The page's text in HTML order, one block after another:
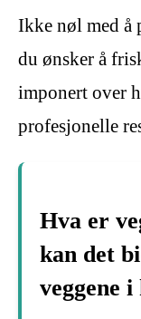
Ikke nøl med å
du ønsker å
imponert over
profesjonelle
Hva er
kan det
veggene